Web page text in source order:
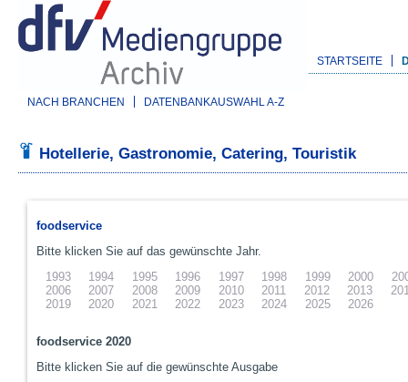
STARTSEITE
NACH BRANCHEN DATENBANKAUSWAHL A-Z
Hotellerie, Gastronomie, Catering, Touristik
foodservice
Bitte klicken Sie auf das gewünschte Jahr.
1993
1994 1995 1996 1997 1998 1999 2000
2006
2007 2008 2009 2010 2011 2012 2013
2019
2020 2021 2022 2023 2024 2025 2026
foodservice 2020
Bitte klicken Sie auf die gewünschte Ausgabe